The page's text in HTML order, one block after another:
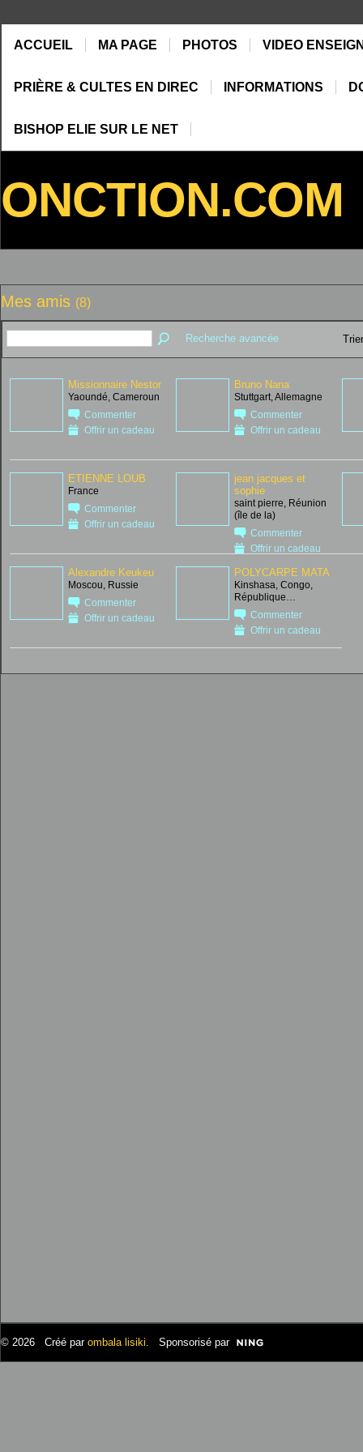
ACCUEIL MA PAGE PHOTOS VIDEO
PRIÈRE & CULTES EN DIREC INFORMATIONS
BISHOP ELIE SUR LE NET
ONCTION.COM
Mes amis (8)
Recherche avancée
Missionnaire Nestor
Yaoundé, Cameroun
Commenter
Offrir un cadeau
Bruno Nana
Stuttgart, Allemagne
Commenter
Offrir un cadeau
ETIENNE LOUB
France
Commenter
Offrir un cadeau
jean jacques et
sophie
saint pierre, Réunion
(île de la)
Commenter
Offrir un cadeau
Alexandre Keukeu
Moscou, Russie
Commenter
Offrir un cadeau
POLYCARPE MATA
Kinshasa, Congo,
République…
Commenter
Offrir un cadeau
© 2026 Créé par ombala lisiki. Sponsorisé par